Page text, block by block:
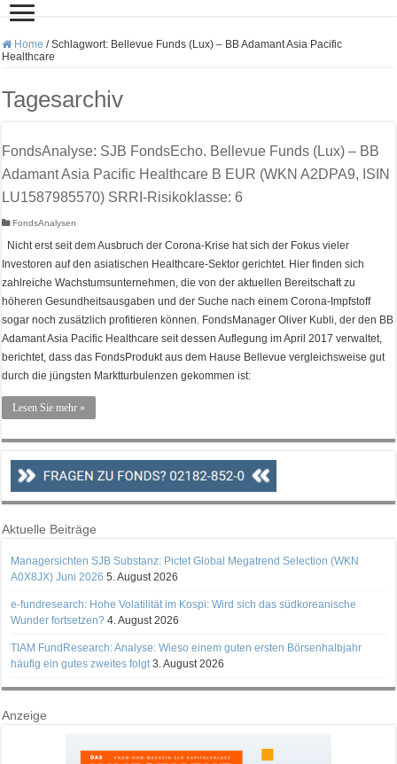
Home / Schlagwort: Bellevue Funds (Lux) – BB Adamant Asia Pacific
Healthcare
Tagesarchiv
FondsAnalyse: SJB FondsEcho. Bellevue Funds (Lux) – BB
Adamant Asia Pacific Healthcare B EUR (WKN A2DPA9, ISIN
LU1587985570) SRRI-Risikoklasse: 6
FondsAnalysen
Nicht erst seit dem Ausbruch der Corona-Krise hat sich der Fokus vieler
Investoren auf den asiatischen Healthcare-Sektor gerichtet. Hier finden sich
zahlreiche Wachstumsunternehmen, die von der aktuellen Bereitschaft zu
höheren Gesundheitsausgaben und der Suche nach einem Corona-Impfstoff
sogar noch zusätzlich profitieren können. FondsManager Oliver Kubli, der den BB
Adamant Asia Pacific Healthcare seit dessen Auflegung im April 2017 verwaltet,
berichtet, dass das FondsProdukt aus dem Hause Bellevue vergleichsweise gut
durch die jüngsten Marktturbulenzen gekommen ist:
Lesen Sie mehr »
Aktuelle Beiträge
Managersichten SJB Substanz: Pictet Global Megatrend Selection (WKN
A0X8JX) Juni 2026 5. August 2026
e-fundresearch: Hohe Volatilität im Kospi: Wird sich das südkoreanische
Wunder fortsetzen? 4. August 2026
TIAM FundResearch: Analyse: Wieso einem guten ersten Börsenhalbjahr
häufig ein gutes zweites folgt 3. August 2026
Anzeige